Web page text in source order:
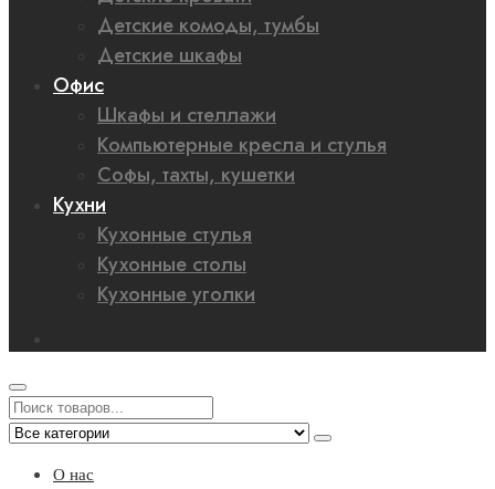
Детские комоды, тумбы
Детские шкафы
Офис
Шкафы и стеллажи
Компьютерные кресла и стулья
Софы, тахты, кушетки
Кухни
Кухонные стулья
Кухонные столы
Кухонные уголки
О нас